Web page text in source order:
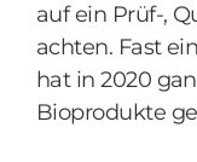
auf ein Prüf-,
achten. Fast
hat in 2020
Bioprodukte